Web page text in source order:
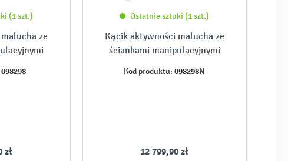
(1 szt.)
ze
098298
zł
Ostatnie sztuki (1 szt.)
Kącik aktywności malucha ze
ściankami manipulacyjnymi
Kod produktu: 098298N
12 799,90 zł